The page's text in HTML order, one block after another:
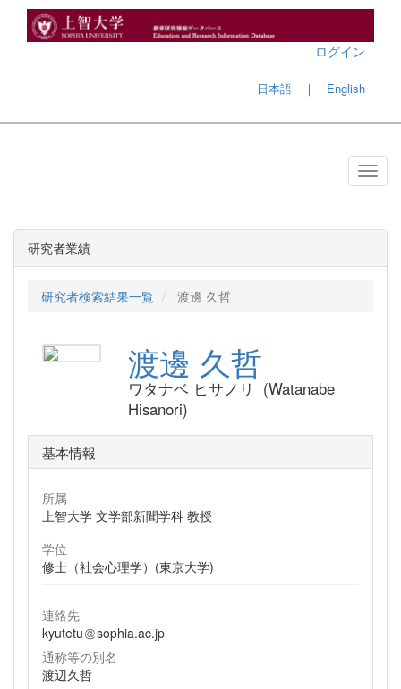
ログイン
日本語 ｜ English
研究者業績
研究者検索結果一覧 渡邊 久哲
渡邊 久哲
ワタナベ ヒサノリ (Watanabe
Hisanori)
基本情報
所属
上智大学 文学部新聞学科 教授
学位
修士（社会心理学）(東京大学)
連絡先
kyutetu
sophia.ac.jp
通称等の別名
渡辺久哲